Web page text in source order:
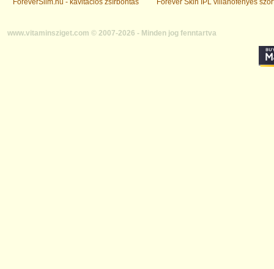
ForeverSlim.hu - kavitációs zsírbontás Forever Skin IPL villanófényes
www.vitaminsziget.com © 2007-2026 - Minden jog fenntartva